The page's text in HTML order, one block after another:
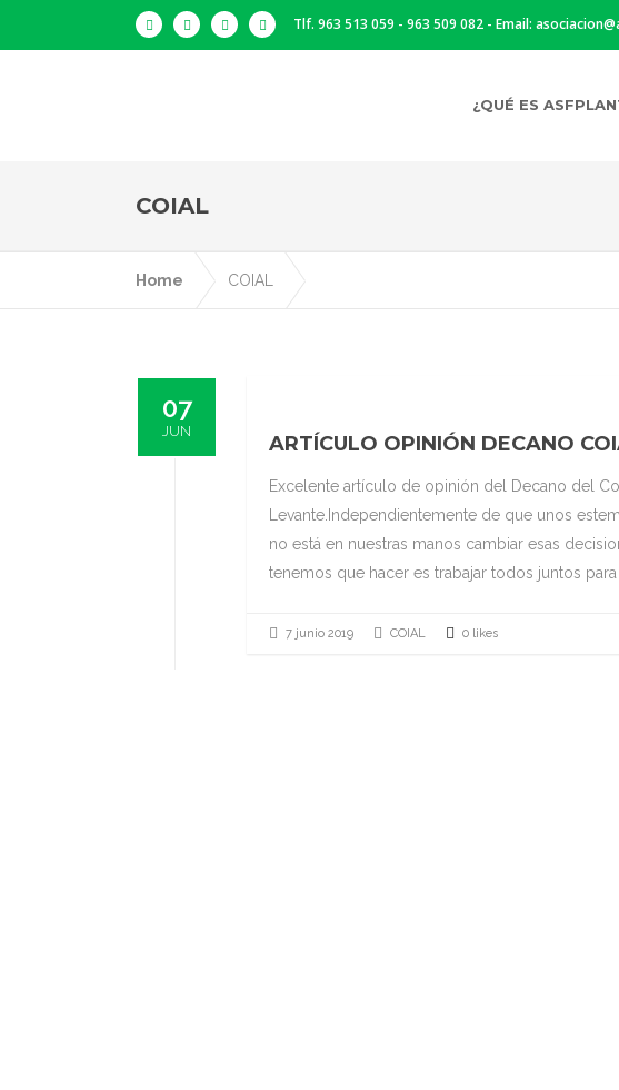
Tlf. 963 513 059 - 963 509 082 - Email:
¿QUÉ ES
COIAL
Home COIAL
07
JUN
ARTÍCULO OPINIÓN DECANO
Excelente artículo de opinión del Decano del
Levante.Independientemente de que unos
no está en nuestras manos cambiar esas
tenemos que hacer es trabajar todos juntos para
7 junio 2019 COIAL 0 likes